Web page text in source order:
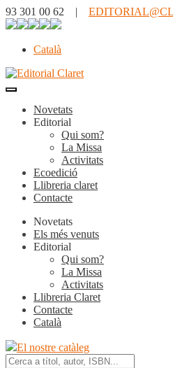
93 301 00 62 |
Català
Novetats
Editorial
Qui som?
La Missa
Activitats
Ecoedició
Llibreria claret
Contacte
Novetats
Els més venuts
Editorial
Qui som?
La Missa
Activitats
Llibreria Claret
Contacte
Català
El nostre catàleg